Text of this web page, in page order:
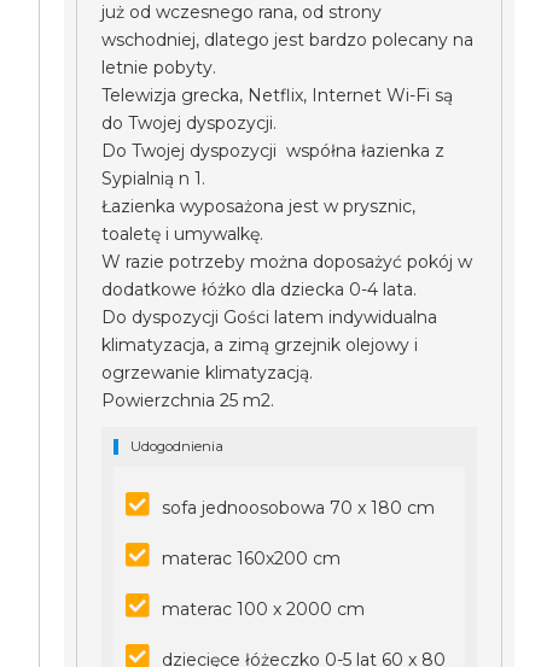
już od wczesnego rana, od strony
wschodniej, dlatego jest bardzo polecany na
letnie pobyty.
Telewizja grecka, Netflix, Internet Wi-Fi są
do Twojej dyspozycji.
Do Twojej dyspozycji współna łazienka z
Sypialnią n 1.
Łazienka wyposażona jest w prysznic,
toaletę i umywalkę.
W razie potrzeby można doposażyć pokój w
dodatkowe łóżko dla dziecka 0-4 lata.
Do dyspozycji Gości latem indywidualna
klimatyzacja, a zimą grzejnik olejowy i
ogrzewanie klimatyzacją.
Powierzchnia 25 m2.
Udogodnienia
sofa jednoosobowa 70 x 180 cm
materac 160x200 cm
materac 100 x 2000 cm
dziecięce łóżeczko 0-5 lat 60 x 80